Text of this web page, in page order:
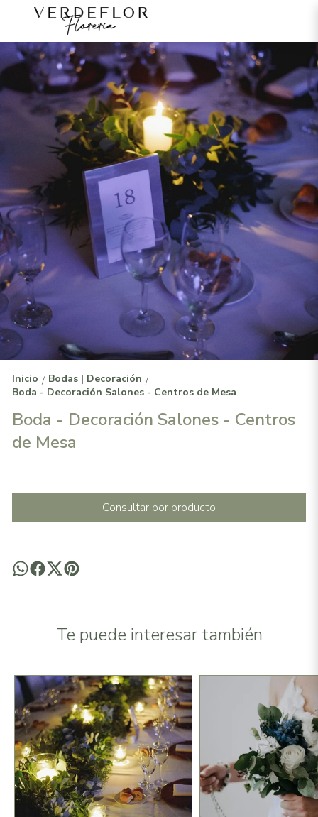
Inicio / Bodas | Decoración /
Boda - Decoración Salones - Centros de Mesa
Boda - Decoración Salones - Centros
de Mesa
Consultar por producto
Te puede interesar también